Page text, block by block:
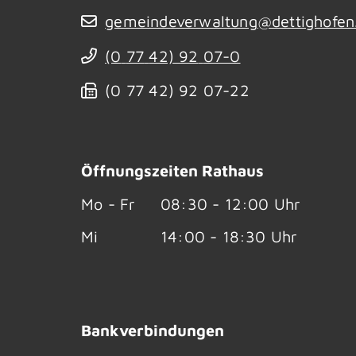
(0 77 42) 92 07-0
(0 77 42) 92 07-22
Öffnungszeiten Rathaus
Mo - Fr
08:30 - 12:00 Uhr
Mi
14:00 - 18:30 Uhr
Bankverbindungen